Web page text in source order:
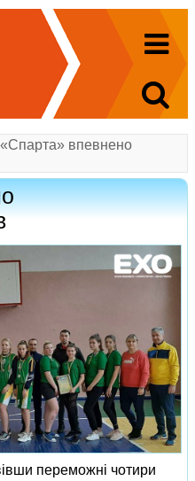
впевнено
переможні чотири